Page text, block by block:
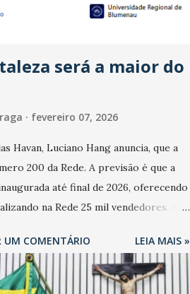
ficou em 19%, pouco abaixo do
1% não existiam em novembro.
será a maior do
fevereiro 07, 2026
Havan, Luciano Hang anuncia, que a
200 da Rede. A previsão é que a
até final de 2026, oferecendo
na Rede 25 mil vendedores. A
indicam, que será na Avenida
Uma coisa é certa: será a maior
UM COMENTÁRIO LEIA MAIS »